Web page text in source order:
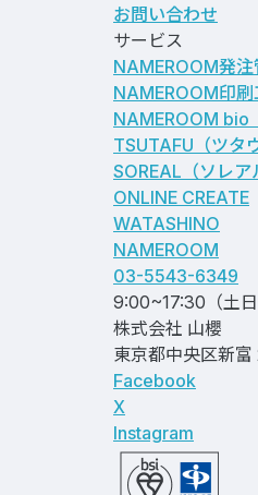
お問い合わせ
サービス
NAMEROOM発注
NAMEROOM印
NAMEROOM bio
TSUTAFU（ツタウ
SOREAL（ソレア
ONLINE CREATE
WATASHINO
NAMEROOM
03-5543-6349
9:00~17:30（土日
株式会社 山櫻
東京都中央区新
Facebook
X
Instagram